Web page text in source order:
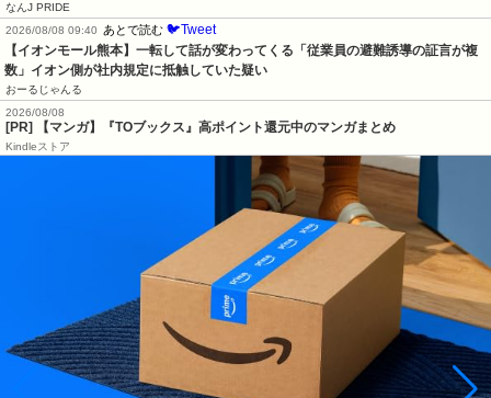
なんJ PRIDE
2026/08/08 09:40 あとで読む 🐦Tweet
【イオンモール熊本】一転して話が変わってくる「従業員の避難誘導の証言が複
数」イオン側が社内規定に抵触していた疑い
おーるじゃんる
2026/08/08
[PR] 【マンガ】『TOブックス』高ポイント還元中のマンガまとめ
Kindleストア